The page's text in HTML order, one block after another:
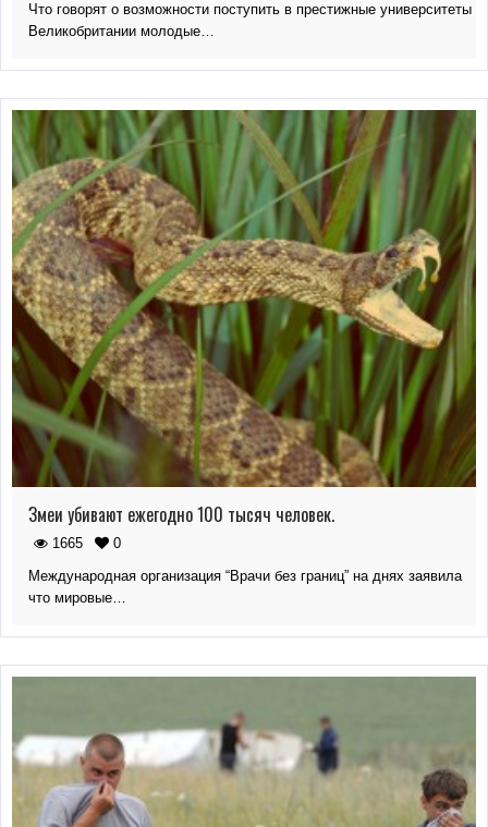
Что говорят о возможности поступить в престижные университеты
Великобритании молодые…
Змеи убивают ежегодно 100 тысяч человек.
1665
0
Международная организация “Врачи без границ” на днях заявила
что мировые…